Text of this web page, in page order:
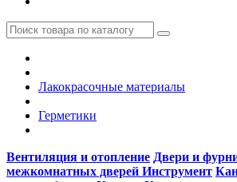
Лакокрасочные материалы
Герметики
Вентиляция и отопление Двери и
межкомнатных дверей Инструмент